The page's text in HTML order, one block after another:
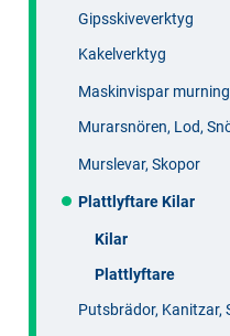
Gipsskiveverktyg
Kakelverktyg
Maskinvispar murning
Murarsnören, Lod,
Murslevar, Skopor
Plattlyftare Kilar
Kilar
Plattlyftare
Putsbrädor, Kanitzar,